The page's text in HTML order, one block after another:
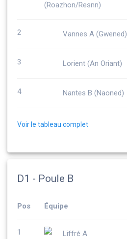
(Roazhon/Resnn)
2 Vannes A (Gwened)
3 Lorient (An Oriant)
4 Nantes B (Naoned)
Voir le tableau complet
D1 - Poule B
Pos Équipe
1
Liffré A